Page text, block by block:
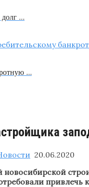
долг …
…
20.06.2020
привлечь